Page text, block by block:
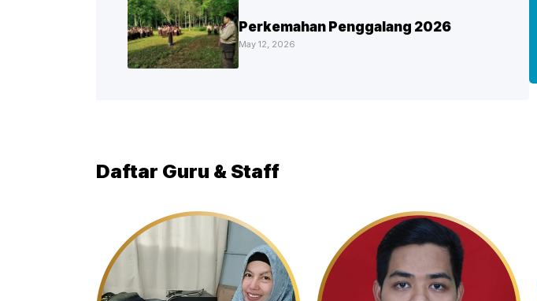
Perkemahan Penggalang 2026
May 12, 2026
Daftar Guru & Staff